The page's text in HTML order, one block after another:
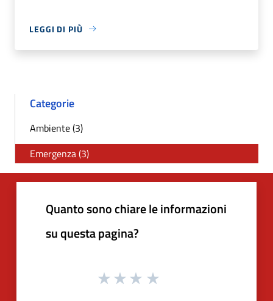
LEGGI DI PIÙ
Categorie
Ambiente (3)
Emergenza (3)
Quanto sono chiare le informazioni
su questa pagina?